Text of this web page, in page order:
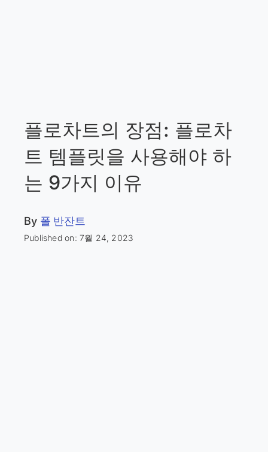
플로차트의 장점: 플로차
트 템플릿을 사용해야 하
는 9가지 이유
By 폴 반잔트
Published on: 7월 24, 2023